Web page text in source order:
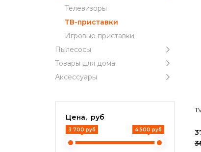
Телевизоры
ТВ-приставки
Игровые приставки
Пылесосы
Товары для дома
Аксессуары
Цена, руб
3 700 руб 4 500 руб